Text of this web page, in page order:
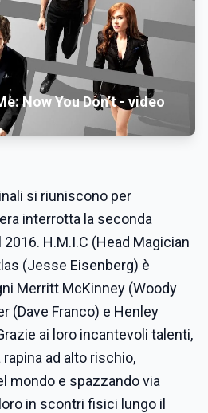
Now You Don’t - video
si riuniscono per
interrotta la seconda
H.M.I.C (Head Magician
(Jesse Eisenberg) è
Merritt McKinney (Woody
(Dave Franco) e Henley
ai loro incantevoli talenti,
ad alto rischio,
mondo e spazzando via
in scontri fisici lungo il